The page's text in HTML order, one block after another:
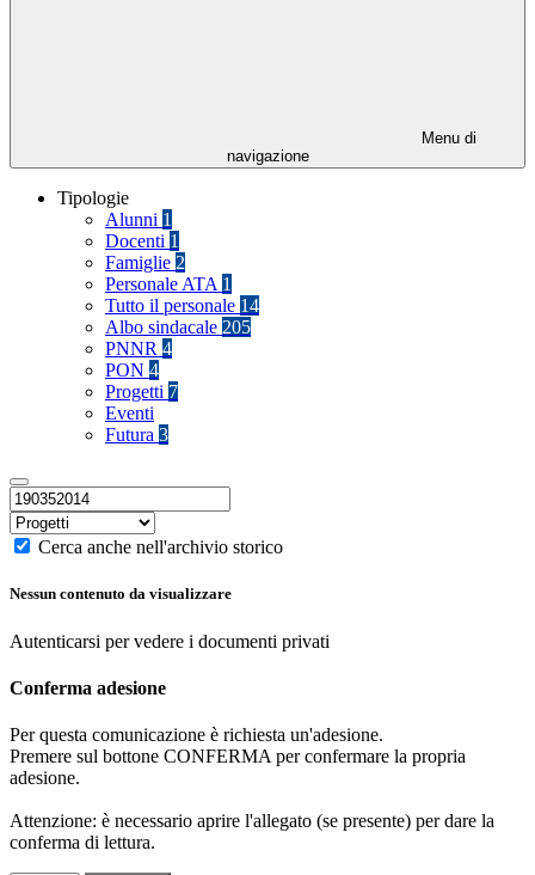
Menu di
navigazione
Tipologie
Alunni 1
Docenti 1
Famiglie 2
Personale ATA 1
Tutto il personale 14
Albo sindacale 205
PNNR 4
PON 4
Progetti 7
Eventi
Futura 3
Cerca anche nell'archivio storico
Nessun contenuto da visualizzare
Autenticarsi per vedere i documenti privati
Conferma adesione
Per questa comunicazione è richiesta un'adesione.
Premere sul bottone CONFERMA per confermare la propria
adesione.
Attenzione: è necessario aprire l'allegato (se presente) per dare la
conferma di lettura.